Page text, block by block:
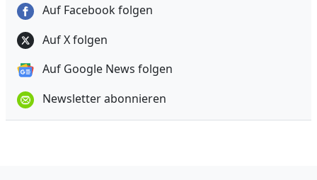
Auf Facebook folgen
Auf X folgen
Auf Google News folgen
Newsletter abonnieren